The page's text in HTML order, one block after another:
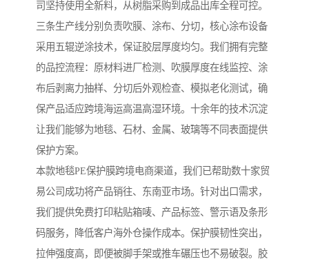
司坚持使用全新料，从树脂采购到成品出库全程可控。
三条生产线分别负责吹膜、涂布、分切，核心涂布设备
采用五辊逆涂技术，保证胶层厚度均匀。我们拥有完整
的品控流程：原材料进厂检测、吹膜厚度在线监控、涂
布后剥离力抽样、分切后外观检查、模拟老化测试，确
保产品适应跨境海运高温高湿环境。十余年的技术沉淀
让我们能够为地毯、石材、金属、玻璃等不同表面提供
保护方案。
本款地毯PE保护膜跨境电商渠道，我们已帮助数十家贸
易公司成功将产品销往、东南亚市场。针对出口需求，
我们提供免费打印粘贴箱唛、产品标签、警示语及条形
码服务，降低客户海外仓操作成本。保护膜韧性突出，
拉伸强度高，即便被脚手架或推车碾压也不易破裂。胶